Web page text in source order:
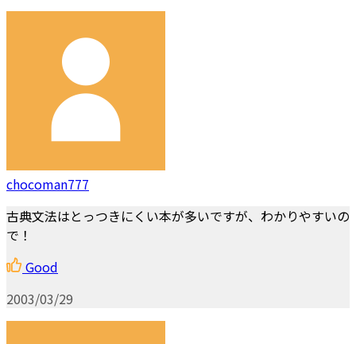
chocoman777
古典文法はとっつきにくい本が多いですが、わかりやすいの
で！
Good
2003/03/29